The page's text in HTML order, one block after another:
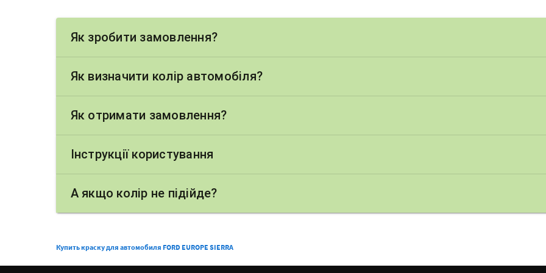
Як зробити замовлення?
Як визначити колір автомобіля?
Як отримати замовлення?
Інструкції користування
А якщо колір не підійде?
Купить краску для автомобиля FORD EUROPE SIERRA